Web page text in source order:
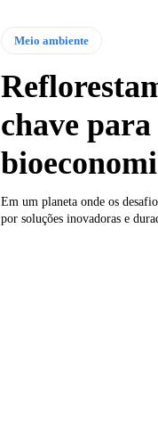
Meio ambiente
chave
Em um planeta onde os
por soluções inovadoras e